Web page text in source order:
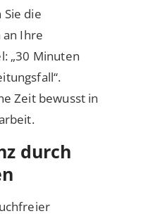
die
Ihre
„30 Minuten
Zeit bewusst in
durch